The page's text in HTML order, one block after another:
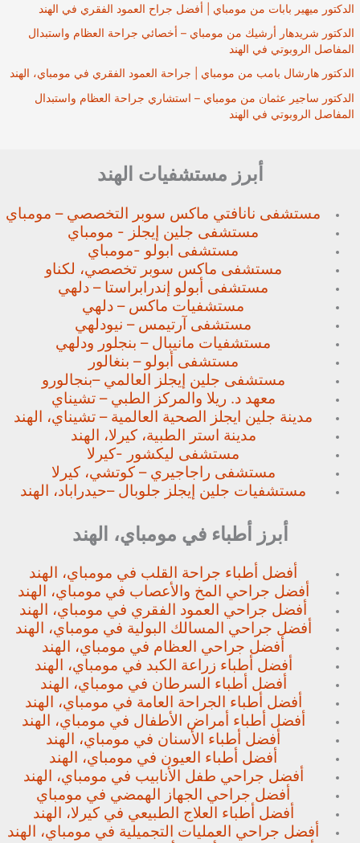
الدكتور ميهير بابات من مومباي | أفضل جراح العمود الفقري في الهند
الدكتور شريدهار أرشيك من مومباي – أخصائي جراحة العظام واستبدال
المفاصل الروبوتي في الهند
الدكتور هارشال بامب من مومباي | جراحة العمود الفقري في مومباي، الهند
الدكتور ساجير عثمان من مومباي – استشاري جراحة العظام واستبدال
المفاصل الروبوتي في الهند
أبرز مستشفيات الهند
مستشفى نانافتي ماكس سوبر التخصصي – مومباي
مستشفى جلين إيجلز - مومباي
مستشفى ابولو -مومباي
مستشفى ماكس سوبر تخصصي، لكناو
مستشفى أبولو إندرابراستا – دلهي
مستشفيات ماكس – دلهي
مستشفى آرتيمس – نيودلهي
مستشفيات مانيبال – بنجلور ودلهي
مستشفى أبولو – بنغالور
مستشفى جلين إيجلز العالمي –بنجالورو
معهد د. ريلا والمركز الطبي – تشيناي
مدينة جلين ايجلز الصحية العالمية – تشيناي، الهند
مدينة استر الطبية، كيرلا، الهند
مستشفى ليكشور -كيرلا
مستشفى راجاجيري – كوتشي، كيرلا
مستشفيات جلين إيجلز جلوبال –حيدراباد، الهند
أبرز أطباء في مومباي، الهند
أفضل أطباء جراحة القلب في مومباي، الهند
أفضل جراحي المخ والأعصاب في مومباي، الهند
أفضل جراحي العمود الفقري في مومباي، الهند
أفضل جراحي المسالك البولية في مومباي، الهند
أفضل جراحي العظام في مومباي، الهند
أفضل أطباء زراعة الكبد في مومباي، الهند
أفضل أطباء السرطان في مومباي، الهند
أفضل أطباء الجراحة العامة في مومباي، الهند
أفضل أطباء أمراض الأطفال في مومباي، الهند
أفضل أطباء الأسنان في مومباي، الهند
أفضل أطباء العيون في مومباي، الهند
أفضل جراحي طفل الأنابيب في مومباي، الهند
أفضل جراحي الجهاز الهمضي في مومباي
أفضل أطباء العلاج الطبيعي في كيرلا، الهند
أفضل جراحي العمليات التجميلية في مومباي، الهند